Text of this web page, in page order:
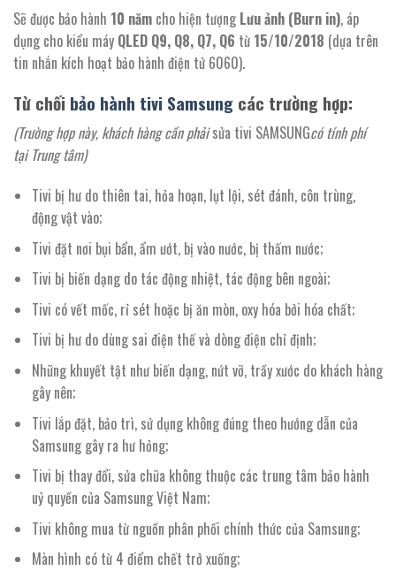
Sẽ được bảo hành 10 năm cho hiện tượng Lưu ảnh (Burn in), áp
dụng cho kiểu máy QLED Q9, Q8, Q7, Q6 từ 15/10/2018 (dựa trên
tin nhắn kích hoạt bảo hành điện tử 6060).
Từ chối bảo hành tivi Samsung các trường hợp:
(Trường hợp này, khách hàng cần phảisửa tivi SAMSUNGcó tính phí
tại Trung tâm)
Tivi bị hư do thiên tai, hỏa hoạn, lụt lội, sét đánh, côn trùng,
động vật vào;
Tivi đặt nơi bụi bẩn, ẩm ướt, bị vào nước, bị thấm nước;
Tivi bị biến dạng do tác động nhiệt, tác động bên ngoài;
Tivi có vết mốc, rỉ sét hoặc bị ăn mòn, oxy hóa bởi hóa chất;
Tivi bị hư do dùng sai điện thế và dòng điện chỉ định;
Những khuyết tật như biến dạng, nứt vỡ, trầy xước do khách hàng
gây nên;
Tivi lắp đặt, bảo trì, sử dụng không đúng theo hướng dẫn của
Samsung gây ra hư hỏng;
Tivi bị thay đổi, sửa chữa không thuộc các trung tâm bảo hành
uỷ quyền của Samsung Việt Nam;
Tivi không mua từ nguồn phân phối chính thức của Samsung;
Màn hình có từ 4 điểm chết trở xuống;